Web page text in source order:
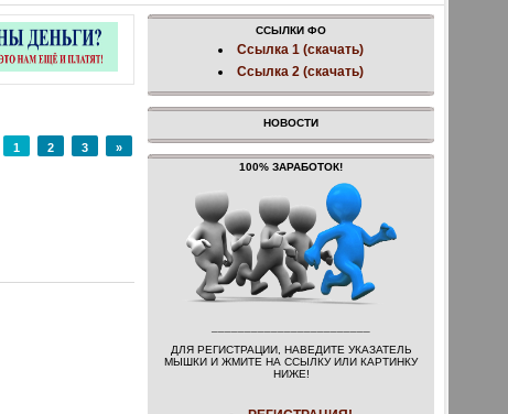
ССЫЛКИ ФО
Ссылка 1 (скачать)
Ссылка 2 (скачать)
НОВОСТИ
100% ЗАРАБОТОК!
ДЛЯ РЕГИСТРАЦИИ, НАВЕДИТЕ УКАЗАТЕЛЬ
МЫШКИ И ЖМИТЕ НА ССЫЛКУ ИЛИ КАРТИНКУ
НИЖЕ!
1 2 3 »